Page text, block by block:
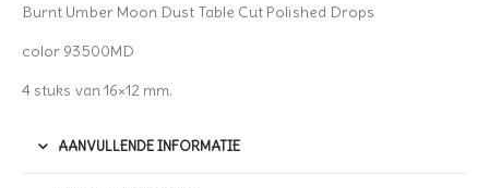
Burnt Umber Moon Dust Table Cut Polished Drops
color 93500MD
4 stuks van 16×12 mm.
AANVULLENDE INFORMATIE